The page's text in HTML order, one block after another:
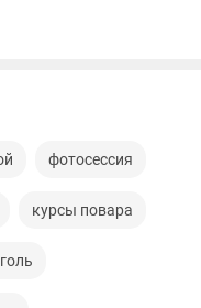
фотосессия
курсы повара